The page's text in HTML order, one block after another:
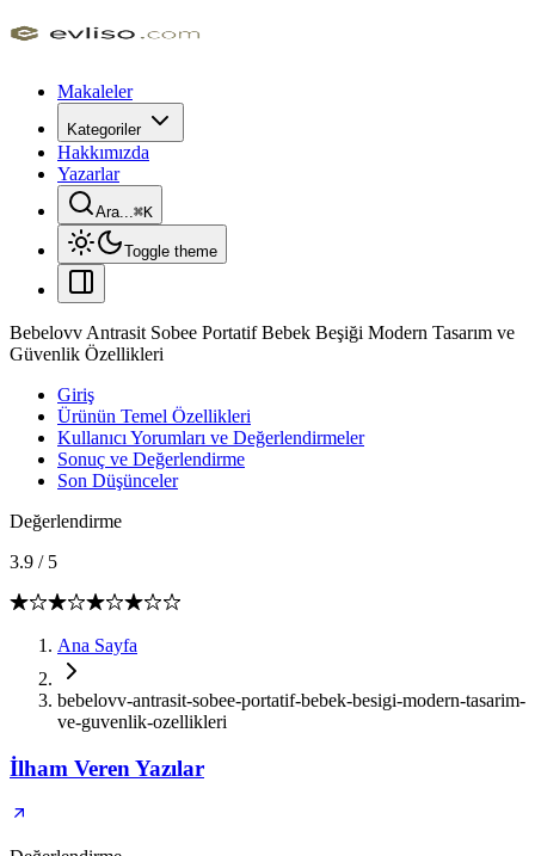
Makaleler
Kategoriler
Hakkımızda
Yazarlar
Ara...⌘K
Toggle theme
Bebelovv Antrasit Sobee Portatif Bebek Beşiği Modern Tasarım ve
Güvenlik Özellikleri
Giriş
Ürünün Temel Özellikleri
Kullanıcı Yorumları ve Değerlendirmeler
Sonuç ve Değerlendirme
Son Düşünceler
Değerlendirme
3.9 / 5
Ana Sayfa
bebelovv-antrasit-sobee-portatif-bebek-besigi-modern-tasarim-
ve-guvenlik-ozellikleri
İlham Veren Yazılar